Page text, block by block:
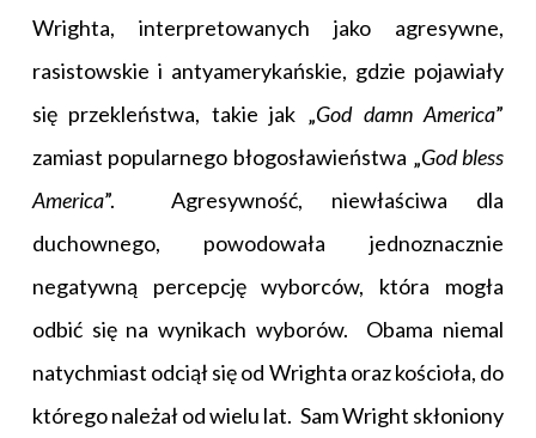
Wrighta, interpretowanych jako agresywne,
rasistowskie i antyamerykańskie, gdzie pojawiały
się przekleństwa, takie jak „God damn America”
zamiast popularnego błogosławieństwa „God bless
America”. Agresywność, niewłaściwa dla
duchownego, powodowała jednoznacznie
negatywną percepcję wyborców, która mogła
odbić się na wynikach wyborów. Obama niemal
natychmiast odciął się od Wrighta oraz kościoła, do
którego należał od wielu lat. Sam Wright skłoniony